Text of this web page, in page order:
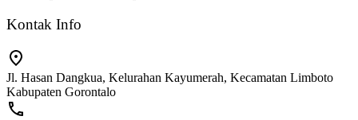
Kontak Info
Jl. Hasan Dangkua, Kelurahan Kayumerah, Kecamatan Limboto
Kabupaten Gorontalo